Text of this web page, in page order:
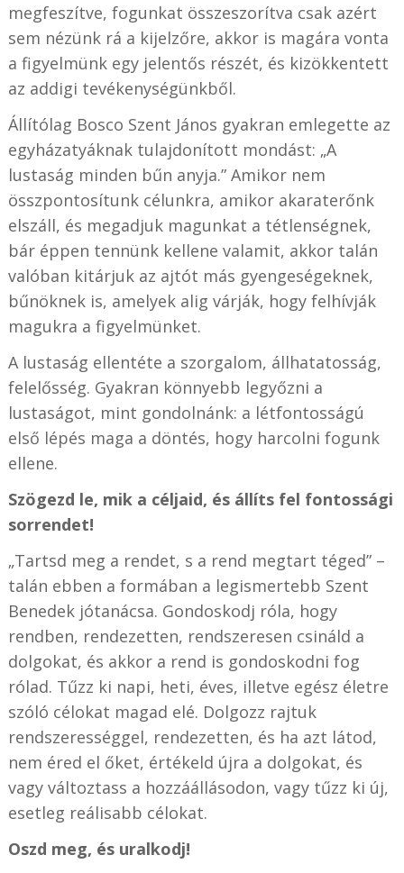
megfeszítve, fogunkat összeszorítva csak azért
sem nézünk rá a kijelzőre, akkor is magára vonta
a figyelmünk egy jelentős részét, és kizökkentett
az addigi tevékenységünkből.
Állítólag Bosco Szent János gyakran emlegette az
egyházatyáknak tulajdonított mondást: „A
lustaság minden bűn anyja.” Amikor nem
összpontosítunk célunkra, amikor akaraterőnk
elszáll, és megadjuk magunkat a tétlenségnek,
bár éppen tennünk kellene valamit, akkor talán
valóban kitárjuk az ajtót más gyengeségeknek,
bűnöknek is, amelyek alig várják, hogy felhívják
magukra a figyelmünket.
A lustaság ellentéte a szorgalom, állhatatosság,
felelősség. Gyakran könnyebb legyőzni a
lustaságot, mint gondolnánk: a létfontosságú
első lépés maga a döntés, hogy harcolni fogunk
ellene.
Szögezd le, mik a céljaid, és állíts fel fontossági
sorrendet!
„Tartsd meg a rendet, s a rend megtart téged” –
talán ebben a formában a legismertebb Szent
Benedek jótanácsa. Gondoskodj róla, hogy
rendben, rendezetten, rendszeresen csináld a
dolgokat, és akkor a rend is gondoskodni fog
rólad. Tűzz ki napi, heti, éves, illetve egész életre
szóló célokat magad elé. Dolgozz rajtuk
rendszerességgel, rendezetten, és ha azt látod,
nem éred el őket, értékeld újra a dolgokat, és
vagy változtass a hozzáállásodon, vagy tűzz ki új,
esetleg reálisabb célokat.
Oszd meg, és uralkodj!